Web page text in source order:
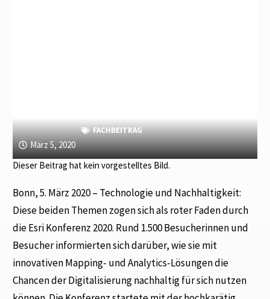
FACHBEITRAG
März 5, 2020
Dieser Beitrag hat kein vorgestelltes Bild.
Bonn, 5. März 2020 – Technologie und Nachhaltigkeit:
Diese beiden Themen zogen sich als roter Faden durch
die Esri Konferenz 2020. Rund 1.500 Besucherinnen und
Besucher informierten sich darüber, wie sie mit
innovativen Mapping- und Analytics-Lösungen die
Chancen der Digitalisierung nachhaltig für sich nutzen